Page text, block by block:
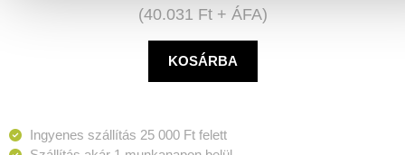
(40.031 Ft+ ÁFA)
KOSÁRBA
Ingyenes szállítás 25 000 Ft felett